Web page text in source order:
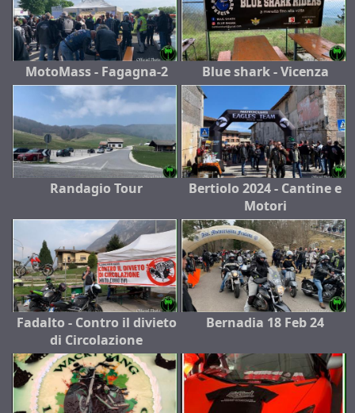
MotoMass - Fagagna-2 Blue shark - Vicenza
Randagio Tour
Bertiolo 2024 - Cantine e
Motori
Fadalto - Contro il divieto
di Circolazione
Bernadia 18 Feb 24